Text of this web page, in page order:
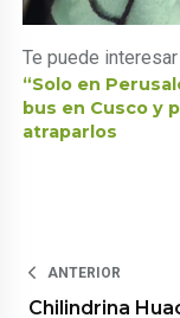
Te puede interesar
“Solo en
bus en Cusco y
atraparlos
ANTERIOR
Chilindrina